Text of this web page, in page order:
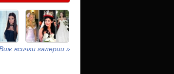
всички галерии »